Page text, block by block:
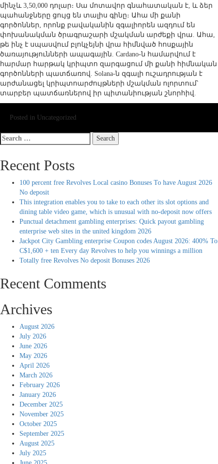
մինչև 3,50,000 դոլար։ Սա մոտավոր գնահատական ​​է, և ձեր
պահանջները ցույց են տալիս գինը։ Ահա մի քանի
գործոններ, որոնք բավականին զգալիորեն ազդում են
փոխանակման ծրագրաշարի մշակման արժեքի վրա. Ահա,
թե ինչ է սպասվում բլոկչեյնի վրա հիմնված հոսքային
ծառայությունների ապագային. Cardano-ն համարվում է
հարմար հարթակ կրիպտո զարգացում մի քանի հիմնական
գործոնների պատճառով. Solana-ն զգալի ուշադրության է
արժանացել կրիպտոարժույթների մշակման ոլորտում՝
տարբեր պատճառներով իր պիտանիության շնորհիվ.
Posted in Uncategorized
Search
for:
Recent Posts
100 percent free Revolves Local casino Bonuses To have August 2026
No deposit
This integration enables you to take to each other its slot options and
dining table video game, which is unusual with no-deposit now offers
Punctual detachment gambling enterprises: Quick payout gambling
enterprise web sites in the united kingdom 2026
Jackpot City Gambling enterprise Coupon codes August 2026: 400% To
C$1,600 + ten Every day Revolves to help you winnings a million
Totally free Revolves No deposit Bonuses 2026
Recent Comments
Archives
August 2026
July 2026
June 2026
May 2026
April 2026
March 2026
February 2026
January 2026
December 2025
November 2025
October 2025
September 2025
August 2025
July 2025
June 2025